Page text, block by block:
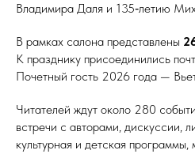
Владимира Даля и 135‑летию
В рамках салона представлены
К празднику присоединились
Почетный гость 2026 года —
Читателей ждут около 280
встречи с авторами, дискуссии,
культурная и детская